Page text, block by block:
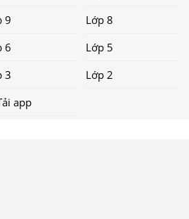
9
Lớp 8
6
Lớp 5
3
Lớp 2
app